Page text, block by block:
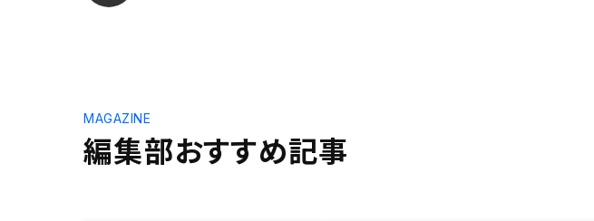
編集部おすすめ記事
MAGAZINE